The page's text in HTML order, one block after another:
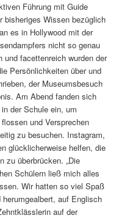
Führung mit Guide
bisheriges Wissen bezüglich
es in Hollywood mit der
nicht so genau
facettenreich wurden der
Persönlichkeiten über und
der Museumsbesuch
Am Abend fanden sich
der Schule ein, um
und Versprechen
zu besuchen. Instagram,
glücklicherweise helfen, die
zu überbrücken. „Die
Schülern ließ mich alles
Wir hatten so viel Spaß
auf Englisch
auf der